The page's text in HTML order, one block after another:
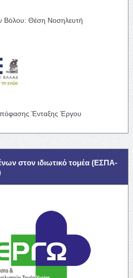
Βόλου: Θέση Νοσηλευτή
Ένταξης Έργου
στον ιδιωτικό τομέα (ΕΣΠΑ-